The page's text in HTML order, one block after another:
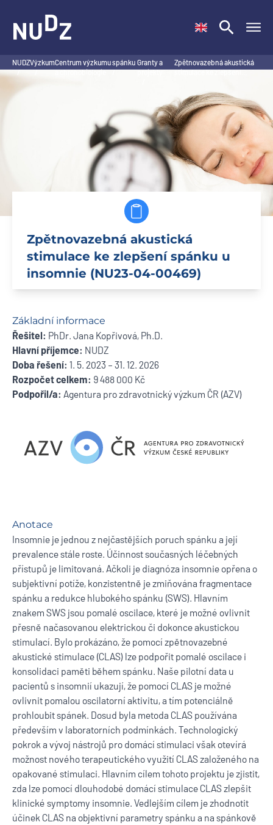
NUDZ
/
Výzkum
/
Centrum výzkumu spánku
a chronobiologie /
Granty a
projekty
Zpětnovazebná akustická
stimulace ke zlepšení…
Zpětnovazebná akustická
stimulace ke zlepšení spánku u
insomnie (NU23-04-00469)
Základní informace
Řešitel: PhDr. Jana Kopřivová, Ph.D.
Hlavní příjemce: NUDZ
Doba řešení: 1. 5. 2023 – 31. 12. 2026
Rozpočet celkem: 9 488 000 Kč
Podpořil/a: Agentura pro zdravotnický výzkum ČR (AZV)
Anotace
Insomnie je jednou z nejčastějších poruch spánku a její
prevalence stále roste. Účinnost současných léčebných
přístupů je limitovaná. Ačkoli je diagnóza insomnie opřena o
subjektivní potíže, konzistentně je zmiňována fragmentace
spánku a redukce hlubokého spánku (SWS). Hlavním
znakem SWS jsou pomalé oscilace, které je možné ovlivnit
přesně načasovanou elektrickou či dokonce akustickou
stimulací. Bylo prokázáno, že pomocí zpětnovazebné
akustické stimulace (CLAS) lze podpořit pomalé oscilace i
konsolidaci paměti během spánku. Naše pilotní data u
pacientů s insomnií ukazují, že pomocí CLAS je možné
ovlivnit pomalou oscilatorní aktivitu, a tím potenciálně
prohloubit spánek. Dosud byla metoda CLAS používána
především v laboratorních podmínkách. Technologický
pokrok a vývoj nástrojů pro domácí stimulaci však otevírá
možnost nového terapeutického využití CLAS založeného na
opakované stimulaci. Hlavním cílem tohoto projektu je zjistit,
zda lze pomocí dlouhodobé domácí stimulace CLAS zlepšit
klinické symptomy insomnie. Vedlejším cílem je zhodnotit
účinek CLAS na objektivní parametry spánku a na spánkově